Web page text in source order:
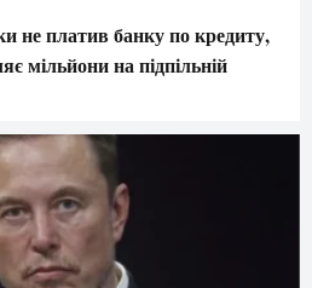
не платив банку по кредиту,
мільйони на підпільній